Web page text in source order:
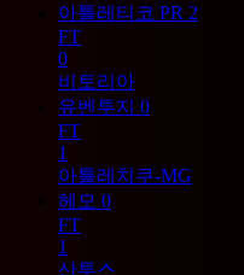
아틀레티코 PR 2
FT
0
비토리아
유벤투지 0
FT
1
아틀레치쿠-MG
헤모 0
FT
1
산투스